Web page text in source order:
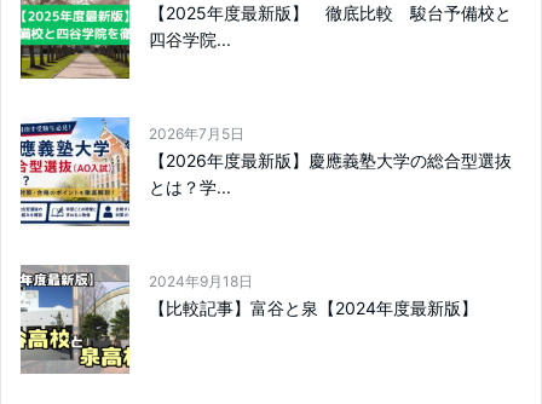
【2025年度最新版】 徹底比較 駿台予備校と
四谷学院...
2026年7月5日
【2026年度最新版】慶應義塾大学の総合型選抜
とは？学...
2024年9月18日
【比較記事】富谷と泉【2024年度最新版】